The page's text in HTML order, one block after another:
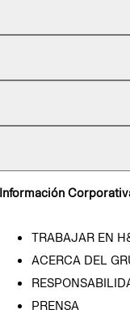
Información
TRABAJAR EN
ACERCA DEL
PRENSA